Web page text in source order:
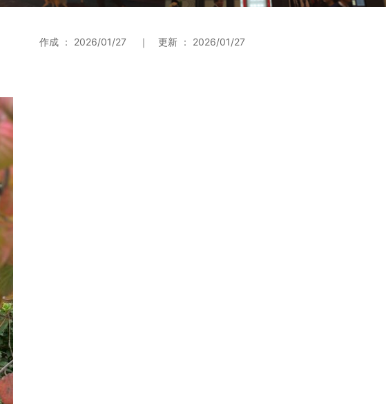
作成 ： 2026/01/27 ｜ 更新 ： 2026/01/27